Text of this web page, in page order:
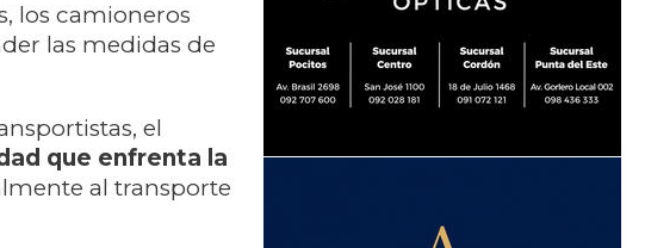
los camioneros
las medidas de
el
que enfrenta la
al transporte